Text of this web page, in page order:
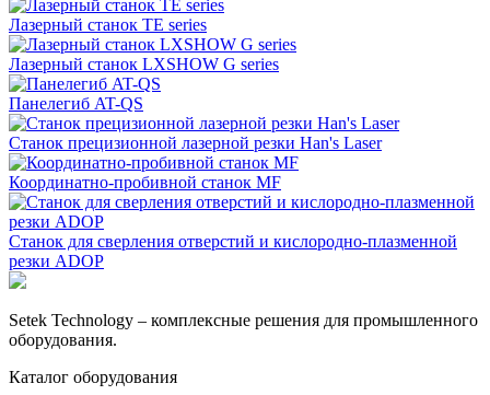
Лазерный станок TE series
Лазерный станок LXSHOW G series
Панелегиб AT-QS
Станок прецизионной лазерной резки Han's Laser
Координатно-пробивной станок MF
Станок для сверления отверстий и кислородно-плазменной
резки ADOP
Setek Technology – комплексные решения для промышленного
оборудования.
Каталог оборудования